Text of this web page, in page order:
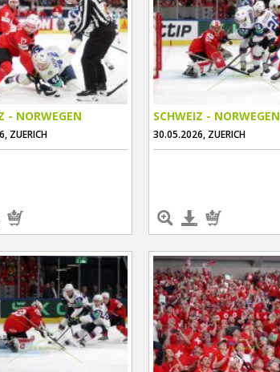
- NORWEGEN
ZUERICH
SCHWEIZ - NORWEGEN
30.05.2026, ZUERICH